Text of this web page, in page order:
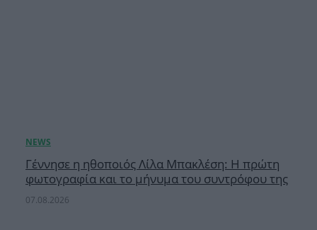
Γέννησε η ηθοποιός Λίλα Μπακλέση: Η πρώτη
φωτογραφία και το μήνυμα του συντρόφου της
07.08.2026